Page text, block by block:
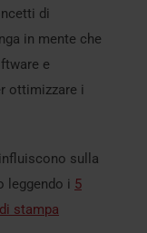
di
in mente che
e
ottimizzare i
sulla
leggendo i 5
stampa